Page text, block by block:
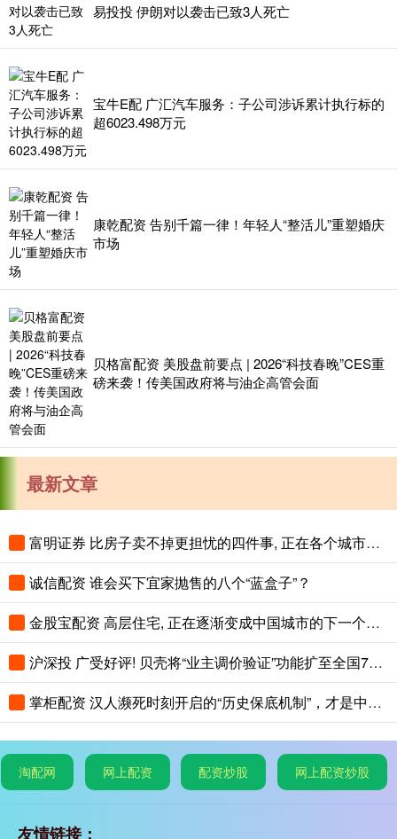
易投投 伊朗对以袭击已致3人死亡
宝牛E配 广汇汽车服务：子公司涉诉累计执行标的
超6023.498万元
康乾配资 告别千篇一律！年轻人“整活儿”重塑婚庆
市场
贝格富配资 美股盘前要点 | 2026“科技春晚”CES重
磅来袭！传美国政府将与油企高管会面
最新文章
富明证券 比房子卖不掉更担忧的四件事, 正在各个城市蔓延, 老百姓要警惕
诚信配资 谁会买下宜家抛售的八个“蓝盒子”？
金股宝配资 高层住宅, 正在逐渐变成中国城市的下一个大麻烦
沪深投 广受好评! 贝壳将“业主调价验证”功能扩至全国75城
掌柜配资 汉人濒死时刻开启的“历史保底机制”，才是中华文明最恐怖的地方
淘配网 网上配资 配资炒股 网上配资炒股
友情链接：